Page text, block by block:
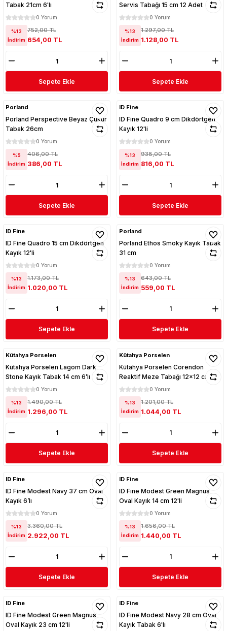
Tabak 21cm 6'lı
0 Yorum
%13
İndirim
752,00 TL
654,00 TL
Sepete Ekle
Servis Tabağı 15 cm 12 Adet
EO15DU
0 Yorum
%13
İndirim
1.297,00 TL
1.128,00 TL
Sepete Ekle
Porland
Porland Perspective Beyaz Çukur
Tabak 26cm
0 Yorum
%5
İndirim
406,00 TL
386,00 TL
Sepete Ekle
ID Fine
ID Fine Quadro 9 cm Dikdörtgen
Kayık 12'li
0 Yorum
%13
İndirim
938,00 TL
816,00 TL
Sepete Ekle
ID Fine
ID Fine Quadro 15 cm Dikdörtgen
Kayık 12'li
0 Yorum
%13
İndirim
1.173,00 TL
1.020,00 TL
Sepete Ekle
Porland
Porland Ethos Smoky Kayık Tabak
31 cm
0 Yorum
%13
İndirim
643,00 TL
559,00 TL
Sepete Ekle
Kütahya Porselen
Kütahya Porselen Lagom Dark
Stone Kayık Tabak 14 cm 6’lı
0 Yorum
%13
İndirim
1.490,00 TL
1.296,00 TL
Sepete Ekle
Kütahya Porselen
Kütahya Porselen Corendon
Reaktif Meze Tabağı 12x12 cm 6'lı
0 Yorum
%13
İndirim
1.201,00 TL
1.044,00 TL
Sepete Ekle
ID Fine
ID Fine Modest Navy 37 cm Oval
Kayık 6’lı
0 Yorum
%13
İndirim
3.360,00 TL
2.922,00 TL
Sepete Ekle
ID Fine
ID Fine Modest Green Magnus
Oval Kayık 14 cm 12'li
0 Yorum
%13
İndirim
1.656,00 TL
1.440,00 TL
Sepete Ekle
ID Fine
ID Fine Modest Green Magnus
Oval Kayık 23 cm 12'li
ID Fine
ID Fine Modest Navy 28 cm Oval
Kayık Tabak 6'lı